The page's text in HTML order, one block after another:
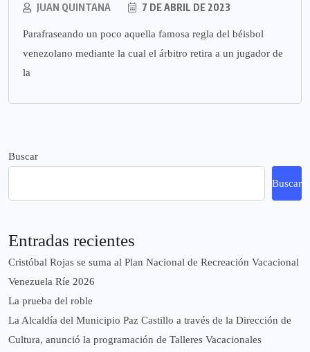
JUAN QUINTANA 7 DE ABRIL DE 2023
Parafraseando un poco aquella famosa regla del béisbol
venezolano mediante la cual el árbitro retira a un jugador de
la
Buscar
Buscar
Entradas recientes
Cristóbal Rojas se suma al Plan Nacional de Recreación Vacacional
Venezuela Ríe 2026
La prueba del roble
La Alcaldía del Municipio Paz Castillo a través de la Dirección de
Cultura, anunció la programación de Talleres Vacacionales